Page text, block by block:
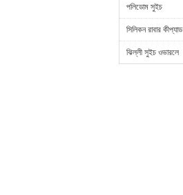
পলিডোম সুইচ
সিলিকন রাবার কীপ্যাড
ঝিল্লী সুইচ ওভারলে